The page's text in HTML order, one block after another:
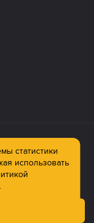
статистики
использовать